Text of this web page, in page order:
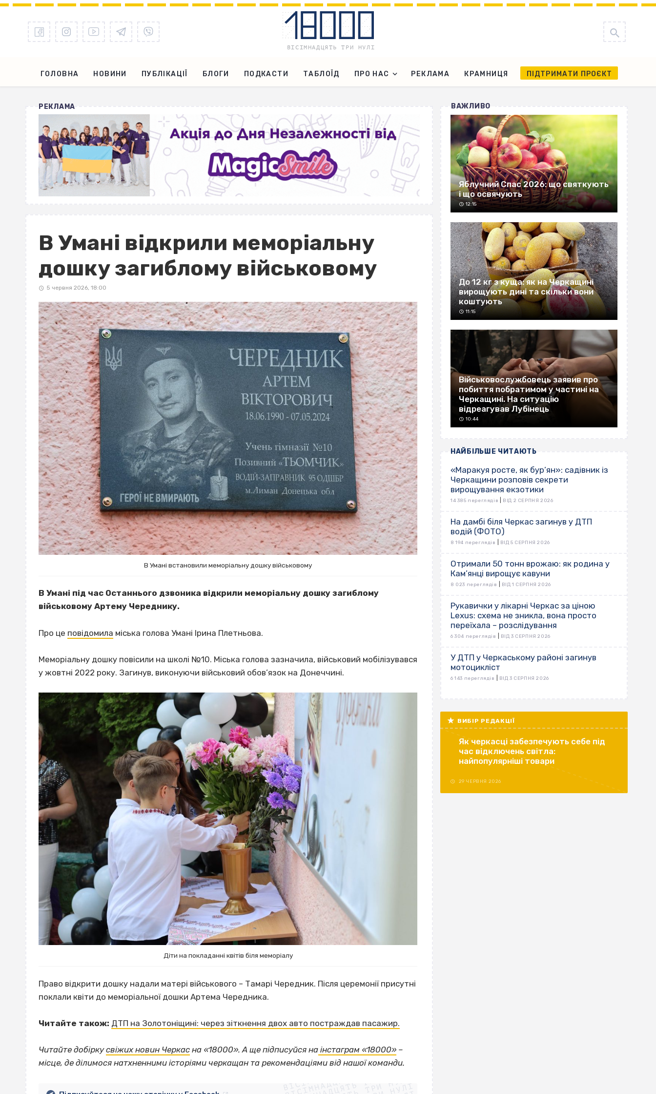
ГОЛОВНА НОВИНИ ПУБЛІКАЦІЇ БЛОГИ ПОДКАСТИ ТАБЛОЇД ПРО НАС РЕКЛАМА КРАМНИЦЯ ПІДТРИМАТИ ПРОЄКТ
РЕКЛАМА
В Умані відкрили меморіальну
дошку загиблому військовому
5 червня 2026, 18:00
В Умані встановили меморіальну дошку військовому
В Умані під час Останнього дзвоника відкрили меморіальну дошку загиблому
військовому Артему Череднику.
Про це повідомила міська голова Умані Ірина Плетньова.
Меморіальну дошку повісили на школі №10. Міська голова зазначила, військовий мобілізувався
у жовтні 2022 року. Загинув, виконуючи військовий обов’язок на Донеччині.
Діти на покладанні квітів біля меморіалу
Право відкрити дошку надали матері військового – Тамарі Чередник. Після церемонії присутні
поклали квіти до меморіальної дошки Артема Чередника.
Читайте також: ДТП на Золотоніщині: через зіткнення двох авто постраждав пасажир.
Читайте добіркусвіжих новин Черкас на «18000». А ще підписуйся на інстаграм «18000» –
місце, де ділимося натхненними історіями черкащан та рекомендаціями від нашої команди.
ВІСІМНАДЦЯТЬ ТРИ НУЛІ
ВІСІМНАДЦЯТЬ ТРИ НУЛІ
ВАЖЛИВО
Яблучний Спас 2026: що святкують
і що освячують
12:15
До 12 кг з куща: як на Черкащині
вирощують дині та скільки вони
коштують
11:15
Військовослужбовець заявив про
побиття побратимом у частині на
Черкащині. На ситуацію
відреагував Лубінець
10:44
НАЙБІЛЬШЕ ЧИТАЮТЬ
«Маракуя росте, як бур’ян»: садівник із
Черкащини розповів секрети
вирощування екзотики
14 385 переглядів ВІД 2 СЕРПНЯ 2026
На дамбі біля Черкас загинув у ДТП
водій (ФОТО)
8 194 переглядів ВІД 5 СЕРПНЯ 2026
Отримали 50 тонн врожаю: як родина у
Кам’янці вирощує кавуни
8 023 переглядів ВІД 1 СЕРПНЯ 2026
Рукавички у лікарні Черкас за ціною
Lexus: схема не зникла, вона просто
переїхала – розслідування
6 304 переглядів ВІД 3 СЕРПНЯ 2026
У ДТП у Черкаському районі загинув
мотоцикліст
6 143 переглядів ВІД 3 СЕРПНЯ 2026
ВИБІР РЕДАКЦІЇ
Як черкасці забезпечують себе під
час відключень світла:
найпопулярніші товари
29 ЧЕРВНЯ 2026